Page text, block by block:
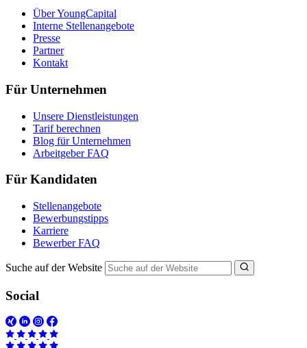
Über YoungCapital
Interne Stellenangebote
Presse
Partner
Kontakt
Für Unternehmen
Unsere Dienstleistungen
Tarif berechnen
Blog für Unternehmen
Arbeitgeber FAQ
Für Kandidaten
Stellenangebote
Bewerbungstipps
Karriere
Bewerber FAQ
Suche auf der Website
Social